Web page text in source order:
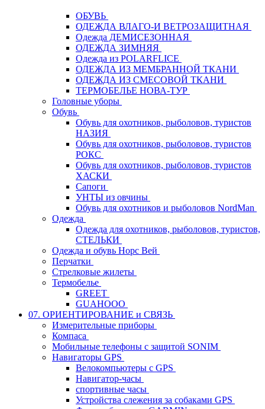
ОБУВЬ
ОДЕЖДА ВЛАГО-И ВЕТРОЗАЩИТНАЯ
Одежда ДЕМИСЕЗОННАЯ
ОДЕЖДА ЗИМНЯЯ
Одежда из POLARFLICE
ОДЕЖДА ИЗ МЕМБРАННОЙ ТКАНИ
ОДЕЖДА ИЗ СМЕСОВОЙ ТКАНИ
ТЕРМОБЕЛЬЕ НОВА-ТУР
Головные уборы
Обувь
Обувь для охотников, рыболовов, туристов
НАЗИЯ
Обувь для охотников, рыболовов, туристов
РОКС
Обувь для охотников, рыболовов, туристов
ХАСКИ
Сапоги
УНТЫ из овчины
Обувь для охотников и рыболовов NordMan
Одежда
Одежда для охотников, рыболовов, туристов,
СТЕЛЬКИ
Одежда и обувь Норс Вей
Перчатки
Стрелковые жилеты
Термобелье
GREET
GUAHOOO
07. ОРИЕНТИРОВАНИЕ и СВЯЗЬ
Измерительные приборы
Компаса
Мобильные телефоны с защитой SONIM
Навигаторы GPS
Велокомпьютеры с GPS
Навигатор-часы
спортивные часы
Устройства слежения за собаками GPS